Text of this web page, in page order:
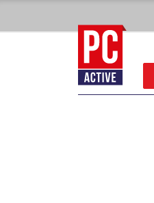
direct
naar
inhoud